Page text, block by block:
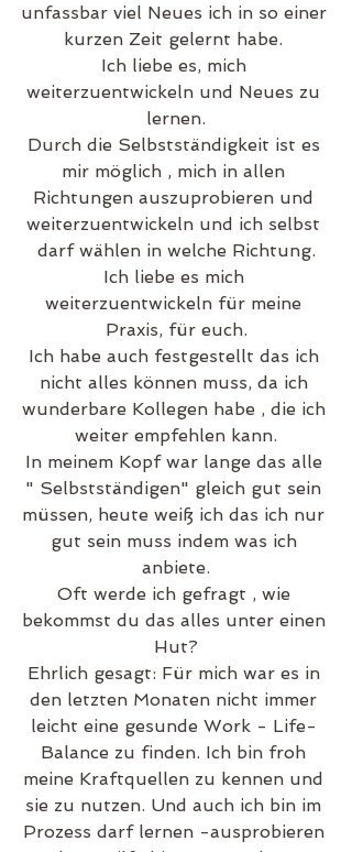
unfassbar viel Neues ich in so einer
kurzen Zeit gelernt habe.
Ich liebe es, mich
weiterzuentwickeln und Neues zu
lernen.
Durch die Selbstständigkeit ist es
mir möglich , mich in allen
Richtungen auszuprobieren und
weiterzuentwickeln und ich selbst
darf wählen in welche Richtung.
Ich liebe es mich
weiterzuentwickeln für meine
Praxis, für euch.
Ich habe auch festgestellt das ich
nicht alles können muss, da ich
wunderbare Kollegen habe , die ich
weiter empfehlen kann.
In meinem Kopf war lange das alle
" Selbstständigen" gleich gut sein
müssen, heute weiß ich das ich nur
gut sein muss indem was ich
anbiete.
Oft werde ich gefragt , wie
bekommst du das alles unter einen
Hut?
Ehrlich gesagt: Für mich war es in
den letzten Monaten nicht immer
leicht eine gesunde Work - Life-
Balance zu finden. Ich bin froh
meine Kraftquellen zu kennen und
sie zu nutzen. Und auch ich bin im
Prozess darf lernen -ausprobieren